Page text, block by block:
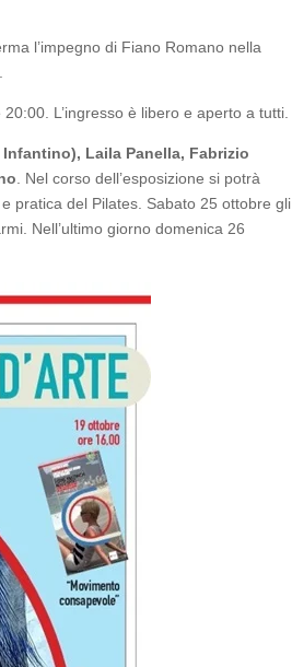
l’impegno di Fiano Romano nella
L’ingresso è libero e aperto a tutti.
Laila Panella, Fabrizio
. Nel corso dell’esposizione si potrà
pratica del Pilates. Sabato 25 ottobre gli
Nell’ultimo giorno domenica 26